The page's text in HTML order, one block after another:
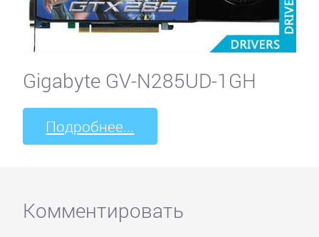
Gigabyte GV-N285UD-1GH
Подробнее...
Комментировать